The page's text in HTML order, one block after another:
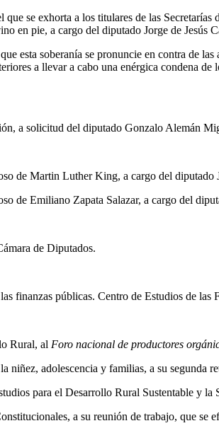
que se exhorta a los titulares de las
en pie, a cargo del diputado Jorge de Jesús
esta soberanía se pronuncie en contra de
a llevar a cabo una enérgica condena
a solicitud del diputado Gonzalo Alemán
de Martin Luther King, a cargo del
de Emiliano Zapata Salazar, a cargo del
de Diputados.
finanzas públicas. Centro de Estudios de las
Rural, al Foro nacional de productores
niñez, adolescencia y familias, a su segunda
para el Desarrollo Rural Sustentable y
a su reunión de trabajo, que se